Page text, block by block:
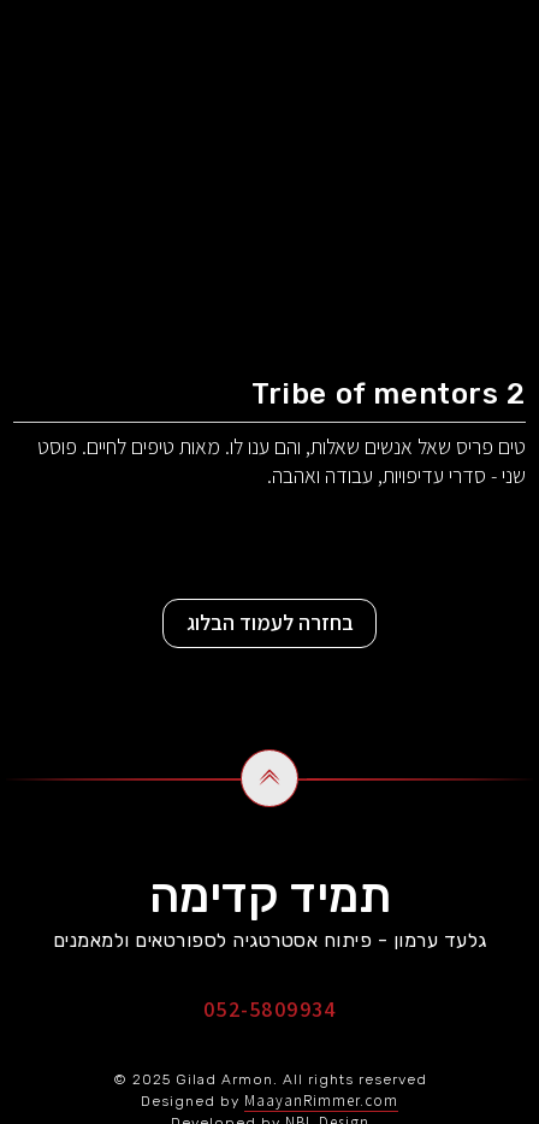
Tribe of mentors 2
טים פריס שאל אנשים שאלות, והם ענו לו. מאות טיפים לחיים. פוסט
שני - סדרי עדיפויות, עבודה ואהבה.
בחזרה לעמוד הבלוג
תמיד קדימה
גלעד ערמון - פיתוח אסטרטגיה לספורטאים ולמאמנים
052-5809934
© 2025 Gilad Armon. All rights reserved
Designed by MaayanRimmer.com